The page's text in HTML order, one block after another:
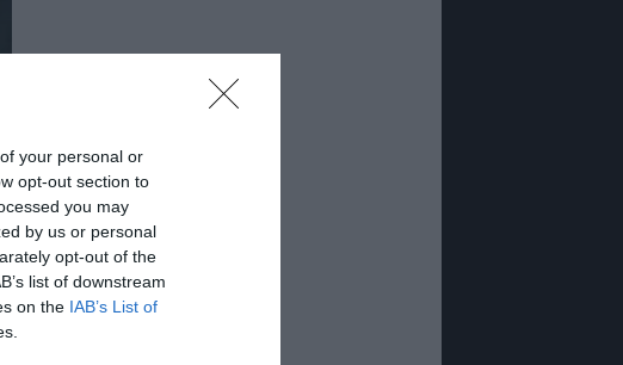
your personal or
opt-out section to
you may
by us or personal
opt-out of the
list of downstream
on the IAB’s List of